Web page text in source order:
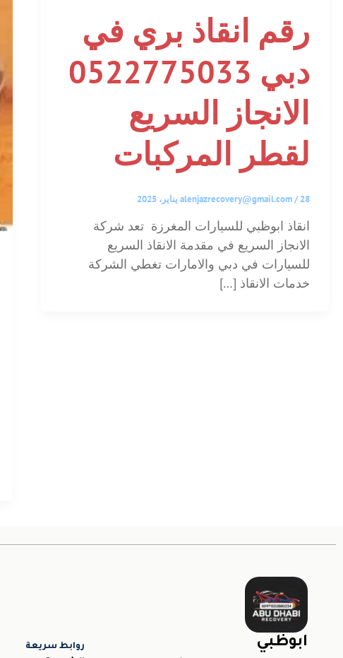
رقم انقاذ بري في
دبي 0522775033
الانجاز السريع
لقطر المركبات
alenjazrecovery@gmail.com/28 يناير، 2025
انقاذ ابوظبي للسيارات المغرزة تعد شركة
الانجاز السريع في مقدمة الانقاذ السريع
للسيارات في دبي والامارات تغطي الشركة
خدمات الانقاذ […]
ابوظبي
روابط سريعة